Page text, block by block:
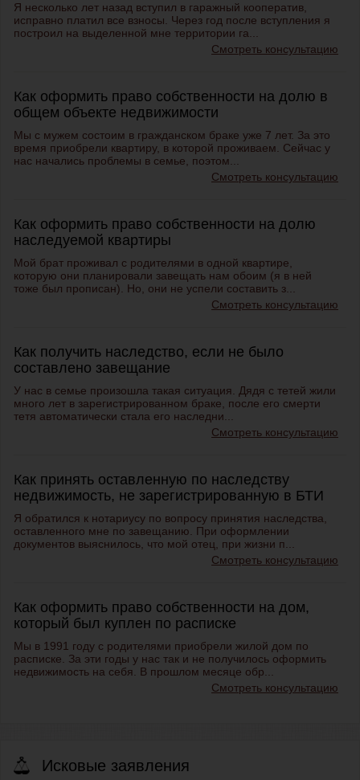
Я несколько лет назад вступил в гаражный кооператив,
исправно платил все взносы. Через год после вступления я
построил на выделенной мне территории га...
Смотреть консультацию
Как оформить право собственности на долю в
общем объекте недвижимости
Мы с мужем состоим в гражданском браке уже 7 лет. За это
время приобрели квартиру, в которой проживаем. Сейчас у
нас начались проблемы в семье, поэтом...
Смотреть консультацию
Как оформить право собственности на долю
наследуемой квартиры
Мой брат проживал с родителями в одной квартире,
которую они планировали завещать нам обоим (я в ней
тоже был прописан). Но, они не успели составить з...
Смотреть консультацию
Как получить наследство, если не было
составлено завещание
У нас в семье произошла такая ситуация. Дядя с тетей жили
много лет в зарегистрированном браке, после его смерти
тетя автоматически стала его наследни...
Смотреть консультацию
Как принять оставленную по наследству
недвижимость, не зарегистрированную в БТИ
Я обратился к нотариусу по вопросу принятия наследства,
оставленного мне по завещанию. При оформлении
документов выяснилось, что мой отец, при жизни п...
Смотреть консультацию
Как оформить право собственности на дом,
который был куплен по расписке
Мы в 1991 году с родителями приобрели жилой дом по
расписке. За эти годы у нас так и не получилось оформить
недвижимость на себя. В прошлом месяце обр...
Смотреть консультацию
Исковые заявления